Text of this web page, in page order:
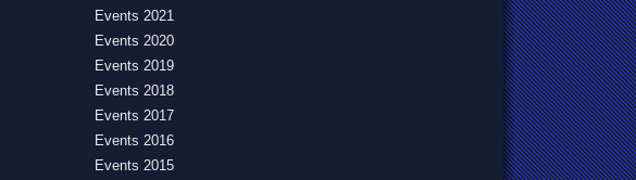
Events 2021
Events 2020
Events 2019
Events 2018
Events 2017
Events 2016
Events 2015